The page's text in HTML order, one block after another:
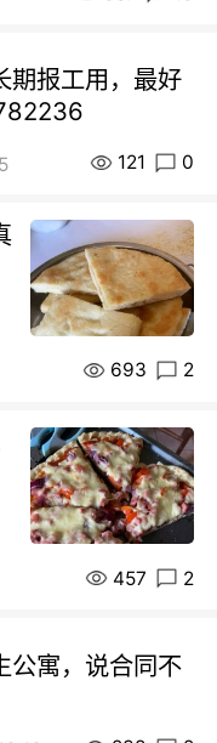
期报工用，最好
121 0
693 2
457 2
公寓，说合同不